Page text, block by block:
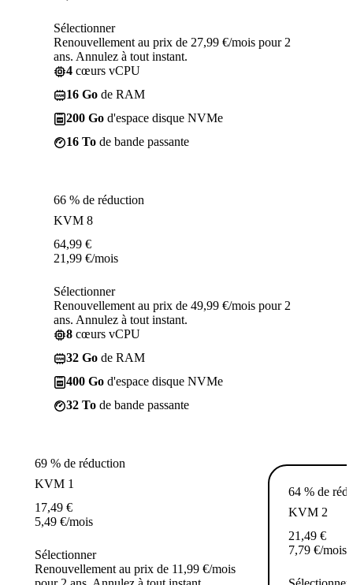
Sélectionner
Renouvellement au prix de 27,99 €/mois pour 2
ans. Annulez à tout instant.
4 cœurs vCPU
16 Go de RAM
200 Go d'espace disque NVMe
16 To de bande passante
66 % de réduction
KVM 8
64,99 €
21,99 €/mois
Sélectionner
Renouvellement au prix de 49,99 €/mois pour 2
ans. Annulez à tout instant.
8 cœurs vCPU
32 Go de RAM
400 Go d'espace disque NVMe
32 To de bande passante
69 % de réduction
KVM 1
17,49 €
5,49 €/mois
Sélectionner
Renouvellement au prix de 11,99 €/mois
64 % de
KVM 2
21,49 €
7,79 €/mois